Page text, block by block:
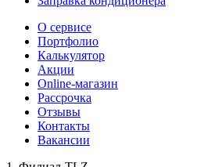
О сервисе
Портфолио
Калькулятор
Акции
Online-магазин
Рассрочка
Отзывы
Контакты
Вакансии